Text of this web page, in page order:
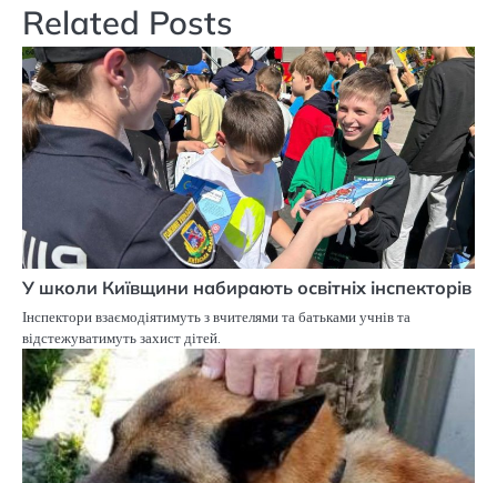
Related Posts
У школи Київщини набирають освітніх інспекторів
Інспектори взаємодіятимуть з вчителями та батьками учнів та
відстежуватимуть захист дітей.